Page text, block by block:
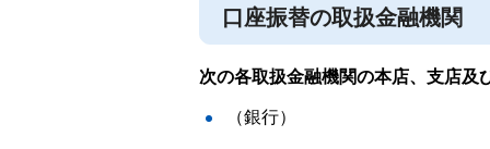
口座振替の取扱金融機関
次の各取扱金融機関の本店、支店及
（銀行）